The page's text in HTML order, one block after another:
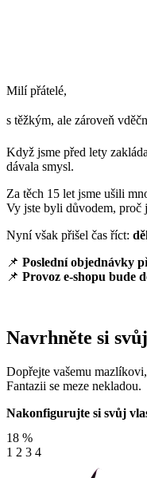
Milí přátelé,
s těžkým, ale zároveň
Když jsme před lety
dávala smysl.
Za těch 15 let jsme ušili
Vy jste byli důvodem, proč
Nyní však přišel čas říct:
📌 Poslední objednávky
📌 Provoz e-shopu bude
Navrhněte si
Dopřejte vašemu
Fantazii se meze nekladou.
Nakonfigurujte si svůj
18 %
1 2 3 4